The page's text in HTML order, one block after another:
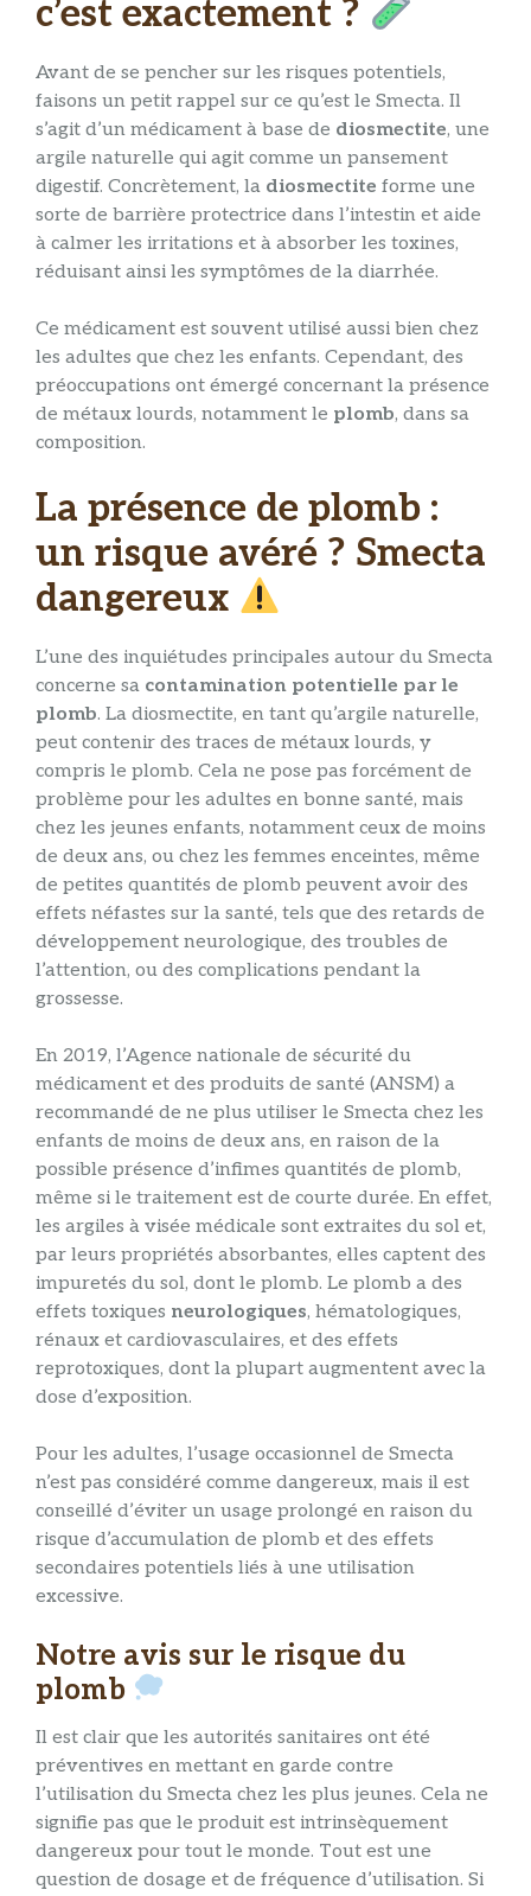
c’est exactement ?
Avant de se pencher sur les risques potentiels,
faisons un petit rappel sur ce qu’est le Smecta. Il
s’agit d’un médicament à base de diosmectite, une
argile naturelle qui agit comme un pansement
digestif. Concrètement, la diosmectite forme une
sorte de barrière protectrice dans l’intestin et aide
à calmer les irritations et à absorber les toxines,
réduisant ainsi les symptômes de la diarrhée.
Ce médicament est souvent utilisé aussi bien chez
les adultes que chez les enfants. Cependant, des
préoccupations ont émergé concernant la présence
de métaux lourds, notamment le plomb, dans sa
composition.
La présence de plomb :
un risque avéré ? Smecta
dangereux
L’une des inquiétudes principales autour du Smecta
concerne sa contamination potentielle par le
plomb. La diosmectite, en tant qu’argile naturelle,
peut contenir des traces de métaux lourds, y
compris le plomb. Cela ne pose pas forcément de
problème pour les adultes en bonne santé, mais
chez les jeunes enfants, notamment ceux de moins
de deux ans, ou chez les femmes enceintes, même
de petites quantités de plomb peuvent avoir des
effets néfastes sur la santé, tels que des retards de
développement neurologique, des troubles de
l’attention, ou des complications pendant la
grossesse.
En 2019, l’Agence nationale de sécurité du
médicament et des produits de santé (ANSM) a
recommandé de ne plus utiliser le Smecta chez les
enfants de moins de deux ans, en raison de la
possible présence d’infimes quantités de plomb,
même si le traitement est de courte durée. En effet,
les argiles à visée médicale sont extraites du sol et,
par leurs propriétés absorbantes, elles captent des
impuretés du sol, dont le plomb. Le plomb a des
effets toxiques neurologiques, hématologiques,
rénaux et cardiovasculaires, et des effets
reprotoxiques, dont la plupart augmentent avec la
dose d’exposition.
Pour les adultes, l’usage occasionnel de Smecta
n’est pas considéré comme dangereux, mais il est
conseillé d’éviter un usage prolongé en raison du
risque d’accumulation de plomb et des effets
secondaires potentiels liés à une utilisation
excessive.
Notre avis sur le risque du
plomb
Il est clair que les autorités sanitaires ont été
préventives en mettant en garde contre
l’utilisation du Smecta chez les plus jeunes. Cela ne
signifie pas que le produit est intrinsèquement
dangereux pour tout le monde. Tout est une
question de dosage et de fréquence d’utilisation. Si